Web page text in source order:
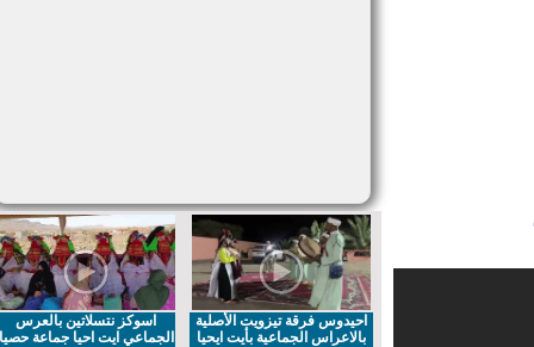
احيدوس فرقة تيزويت الأصلية
بالاعراس الجماعية بأيت ايحيا
اسوكز نتسلاتين بالعرس
الجماعي ايت احيا جماعة حصيا